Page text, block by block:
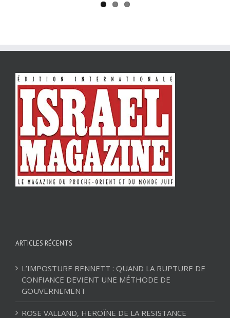
ARTICLES RÉCENTS
L’IMPOSTURE BENNETT : QUAND LA RUPTURE DE
CONFIANCE DEVIENT UNE MÉTHODE DE
GOUVERNEMENT
ROSE VALLAND, HEROÏNE DE LA RESISTANCE